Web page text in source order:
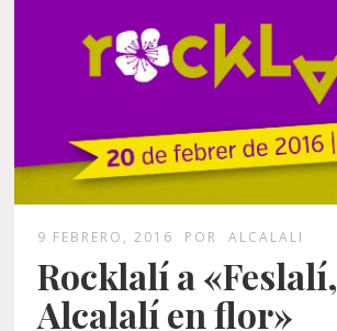
9 FEBRERO, 2016 POR ALCALALI
Rocklalí a «Feslalí,
Alcalalí en flor»